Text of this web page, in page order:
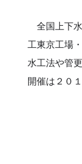
全国上下
工東京工場
水工法や管
開催は２０